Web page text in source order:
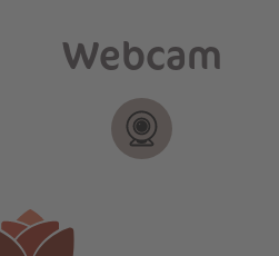
Webcam